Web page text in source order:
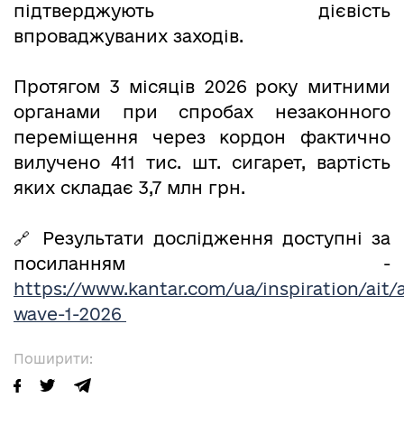
Поширити:
підтверджують дієвість
впроваджуваних заходів.
Протягом 3 місяців 2026 року митними
органами при спробах незаконного
переміщення через кордон фактично
вилучено 411 тис. шт. сигарет, вартість
яких складає 3,7 млн грн.
🔗 Результати дослідження доступні за
посиланням -
https://www.kantar.com/ua/inspiration/ait/
wave-1-2026